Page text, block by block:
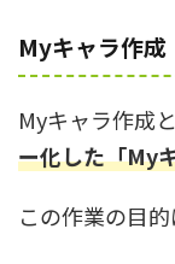
Myキャラ作成
Myキャラ作成
ー化した「My
この作業の目